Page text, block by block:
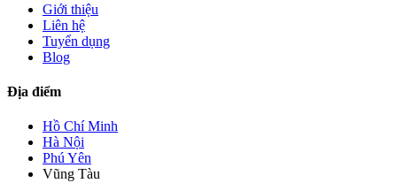
Giới thiệu
Liên hệ
Tuyển dụng
Blog
Địa điểm
Hồ Chí Minh
Hà Nội
Phú Yên
Vũng Tàu